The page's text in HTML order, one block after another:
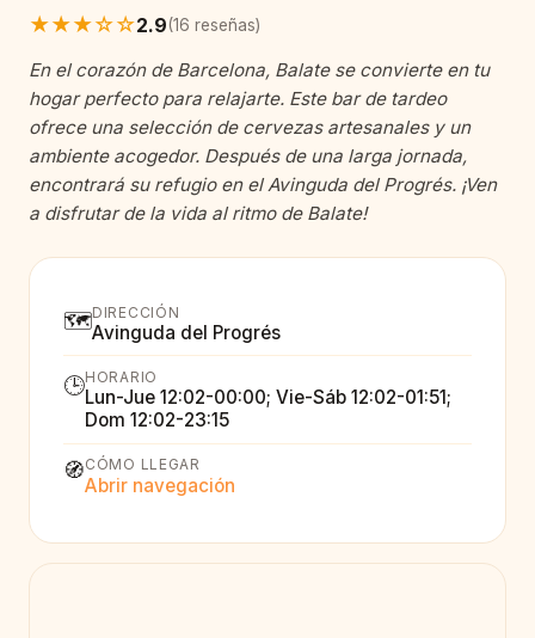
★★★☆☆2.9(16 reseñas)
En el corazón de Barcelona, Balate se convierte en tu
hogar perfecto para relajarte. Este bar de tardeo
ofrece una selección de cervezas artesanales y un
ambiente acogedor. Después de una larga jornada,
encontrará su refugio en el Avinguda del Progrés. ¡Ven
a disfrutar de la vida al ritmo de Balate!
🗺️DIRECCIÓN
Avinguda del Progrés
🕒HORARIO
Lun-Jue 12:02-00:00; Vie-Sáb 12:02-01:51;
Dom 12:02-23:15
🧭CÓMO LLEGAR
Abrir navegación